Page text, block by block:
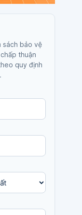
sách bảo vệ
thuận
quy định